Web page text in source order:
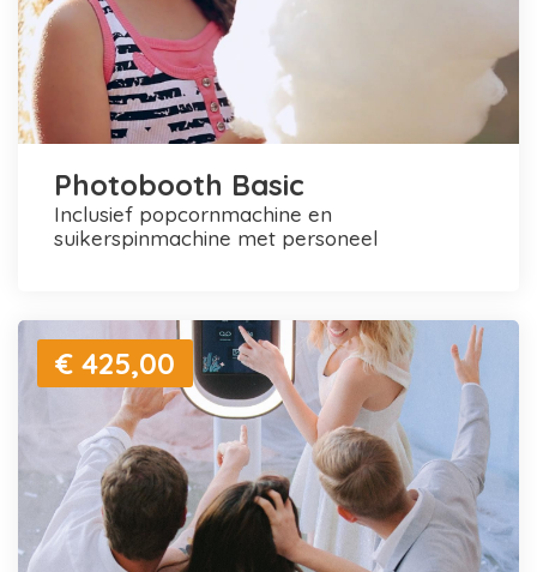
Photobooth Basic
inclusief popcornmachine en
suikerspinmachine met personeel
€ 425,00